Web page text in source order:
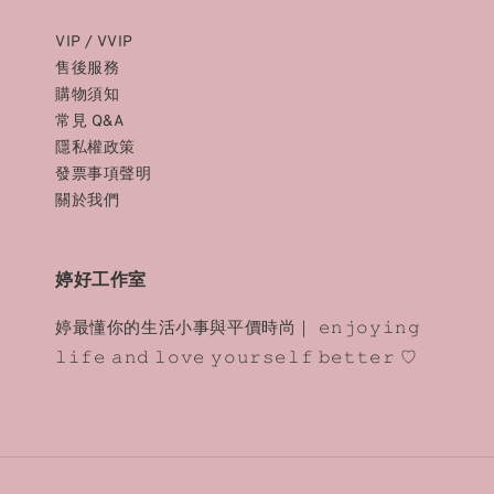
VIP / VVIP
售後服務
購物須知
常見 Q&A
隱私權政策
發票事項聲明
關於我們
婷好工作室
婷最懂你的生活小事與平價時尚｜ 𝚎𝚗𝚓𝚘𝚢𝚒𝚗𝚐
𝚕𝚒𝚏𝚎 𝚊𝚗𝚍 𝚕𝚘𝚟𝚎 𝚢𝚘𝚞𝚛𝚜𝚎𝚕𝚏 𝚋𝚎𝚝𝚝𝚎𝚛 ♡